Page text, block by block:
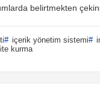
belirtmekten
içerik yönetim sistemi
kurma